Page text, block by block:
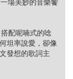
場美妙的音樂饗
配呢喃式的唸
坦率說愛，卻像
發想的歌詞主